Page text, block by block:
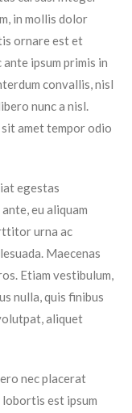
in mollis dolor
ornare est et
ipsum primis in
convallis, nisl
nunc a nisl.
amet tempor odio
egestas
eu aliquam
urna ac
Maecenas
Etiam vestibulum,
nulla, quis finibus
aliquet
nec placerat
est ipsum